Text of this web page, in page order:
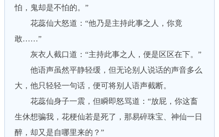
怕，鬼却是不怕的。”
花蕊仙大怒道：“他乃是主持此事之人，你竟
敢……”
灰衣人截口道：“主持此事之人，便是区区在下。”
他语声虽然平静轻缓，但无论别人说话的声音多么
大，他只轻轻一句话，便可将别人语声截断。
花蕊仙身子一震，但瞬即怒骂道：“放屁，你这畜
生休想骗我，花梗仙若是死了，那易碎珠宝、神仙一日
醉，却又是自哪里来的？”